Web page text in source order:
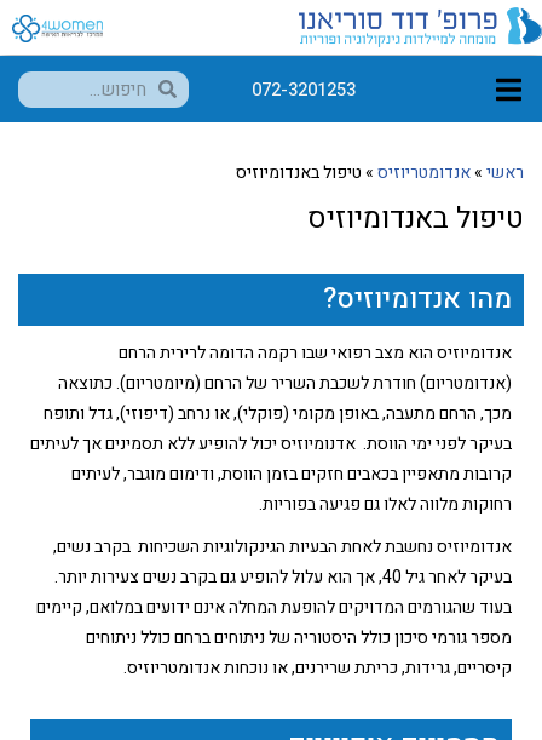
072-3201253
ראשי»אנדומטריוזיס»טיפול באנדומיוזיס
טיפול באנדומיוזיס
מהו אנדומיוזיס?
אנדומיוזיס הוא מצב רפואי שבו רקמה הדומה לרירית הרחם
(אנדומטריום) חודרת לשכבת השריר של הרחם (מיומטריום). כתוצאה
מכך, הרחם מתעבה, באופן מקומי (פוקלי), או נרחב (דיפוזי), גדל ותופח
בעיקר לפני ימי הווסת. אדנומיוזיס יכול להופיע ללא תסמינים אך לעיתים
קרובות מתאפיין בכאבים חזקים בזמן הווסת, ודימום מוגבר, לעיתים
רחוקות מלווה לאלו גם פגיעה בפוריות.
אנדומיוזיס נחשבת לאחת הבעיות הגינקולוגיות השכיחות בקרב נשים,
בעיקר לאחר גיל 40, אך הוא עלול להופיע גם בקרב נשים צעירות יותר.
בעוד שהגורמים המדויקים להופעת המחלה אינם ידועים במלואם, קיימים
מספר גורמי סיכון כולל היסטוריה של ניתוחים ברחם כולל ניתוחים
קיסריים, גרידות, כריתת שרירנים, או נוכחות אנדומטריוזיס.